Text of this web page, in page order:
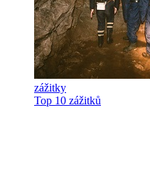
zážitky
Top 10 zážitků